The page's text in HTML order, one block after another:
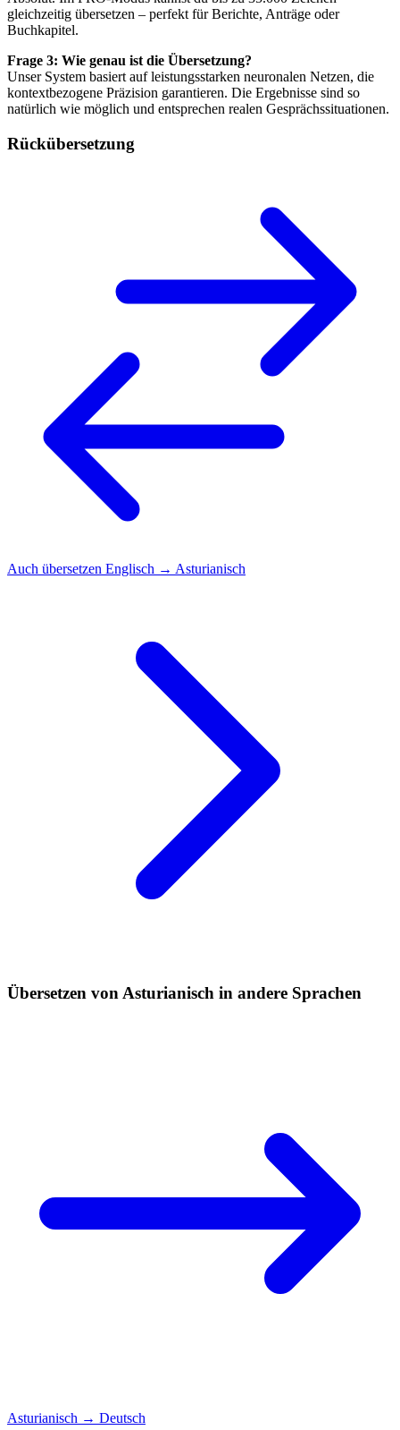
gleichzeitig übersetzen – perfekt für Berichte, Anträge oder
Buchkapitel.
Frage 3: Wie genau ist die Übersetzung?
Unser System basiert auf leistungsstarken neuronalen Netzen, die
kontextbezogene Präzision garantieren. Die Ergebnisse sind so
natürlich wie möglich und entsprechen realen Gesprächssituationen.
Rückübersetzung
Auch übersetzen Englisch → Asturianisch
Übersetzen von Asturianisch in andere Sprachen
Asturianisch → Deutsch